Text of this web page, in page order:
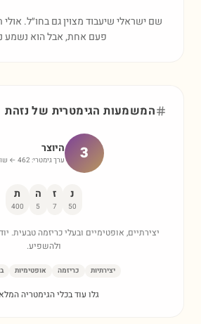
שם ישראלי שיעבוד מצוין גם בחו״ל.
פעם אחת, אבל הוא נשמע
המשמעות הגימטרית של נזהת
3 היוצר
ערך גימטרי:462
←
נ
50
ז
7
ה
5
ת
400
יצירתיים, אופטימיים ובעלי כריזמה טבעית.
ולהשפיע.
יצירתיות כריזמה אופטימיות
גלו עוד בכלי הגימטריה